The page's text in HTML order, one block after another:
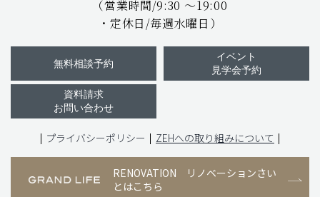
（営業時間/9:30 ～19:00
・定休日/毎週水曜日）
無料相談予約
イベント
見学会予約
資料請求
お問い合わせ
プライバシーポリシー ZEHへの取り組みについて
RENOVATION
リノベーションさい
とはこちら